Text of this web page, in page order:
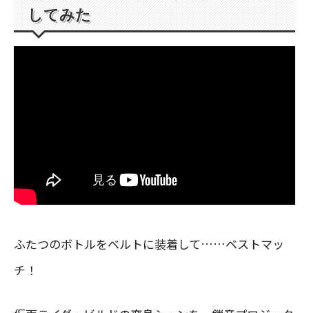
してみた
ふたつのボトルをベルトに装着して……ベストマッ
チ！